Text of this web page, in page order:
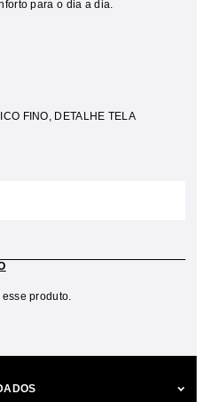
para o dia a dia.
FINO, DETALHE TELA
produto.